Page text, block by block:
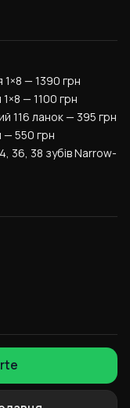
— 1390 грн
— 1100 грн
116 ланок — 395 грн
— 550 грн
36, 38 зубів Narrow-